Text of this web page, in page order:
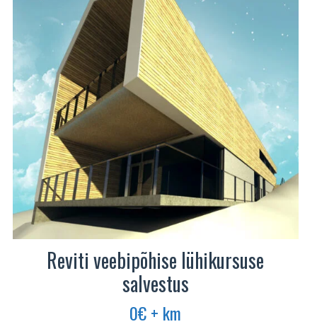
Reviti veebipõhise lühikursuse
salvestus
0€+ km